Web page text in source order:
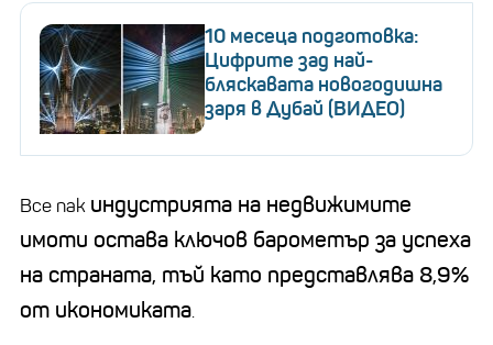
10 месеца подготовка:
Цифрите зад най-
бляскавата новогодишна
заря в Дубай (ВИДЕО)
Все пак индустрията на недвижимите
имоти остава ключов барометър за успеха
на страната, тъй като представлява 8,9%
от икономиката.